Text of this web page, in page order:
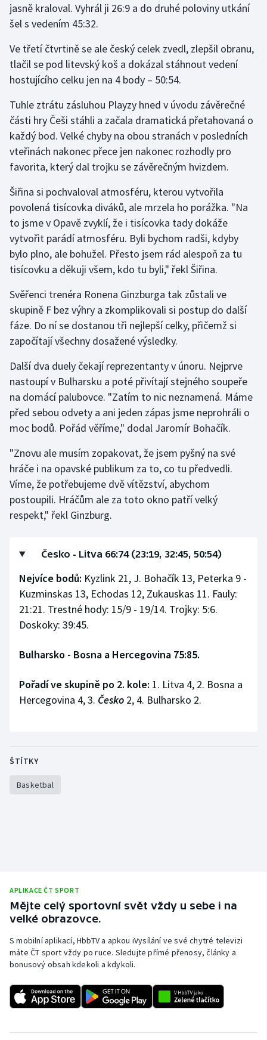
jasně kraloval. Vyhrál ji 26:9 a do druhé poloviny utkání
šel s vedením 45:32.
Ve třetí čtvrtině se ale český celek zvedl, zlepšil obranu,
tlačil se pod litevský koš a dokázal stáhnout vedení
hostujícího celku jen na 4 body – 50:54.
Tuhle ztrátu zásluhou Playzy hned v úvodu závěrečné
části hry Češi stáhli a začala dramatická přetahovaná o
každý bod. Velké chyby na obou stranách v posledních
vteřinách nakonec přece jen nakonec rozhodly pro
favorita, který dal trojku se závěrečným hvizdem.
Šiřina si pochvaloval atmosféru, kterou vytvořila
povolená tisícovka diváků, ale mrzela ho porážka. "Na
to jsme v Opavě zvyklí, že i tisícovka tady dokáže
vytvořit parádí atmosféru. Byli bychom radši, kdyby
bylo plno, ale bohužel. Přesto jsem rád alespoň za tu
tisícovku a děkuji všem, kdo tu byli," řekl Šiřina.
Svěřenci trenéra Ronena Ginzburga tak zůstali ve
skupině F bez výhry a zkomplikovali si postup do další
fáze. Do ní se dostanou tři nejlepší celky, přičemž si
započítají všechny dosažené výsledky.
Další dva duely čekají reprezentanty v únoru. Nejprve
nastoupí v Bulharsku a poté přivítají stejného soupeře
na domácí palubovce. "Zatím to nic neznamená. Máme
před sebou odvety a ani jeden zápas jsme neprohráli o
moc bodů. Pořád věříme," dodal Jaromír Bohačík.
"Znovu ale musím zopakovat, že jsem pyšný na své
hráče i na opavské publikum za to, co tu předvedli.
Víme, že potřebujeme dvě vítězství, abychom
postoupili. Hráčům ale za toto okno patří velký
respekt," řekl Ginzburg.
Česko - Litva 66:74 (23:19, 32:45, 50:54)
Nejvíce bodů: Kyzlink 21, J. Bohačík 13, Peterka 9 -
Kuzminskas 13, Echodas 12, Zukauskas 11. Fauly:
21:21. Trestné hody: 15/9 - 19/14. Trojky: 5:6.
Doskoky: 39:45.
Bulharsko - Bosna a Hercegovina 75:85.
Pořadí ve skupině po 2. kole: 1. Litva 4, 2. Bosna a
Hercegovina 4, 3. Česko 2, 4. Bulharsko 2.
ŠTÍTKY
Basketbal
APLIKACE ČT SPORT
Mějte celý sportovní svět vždy u sebe i na
velké obrazovce.
S mobilní aplikací, HbbTV a apkou iVysílání ve své chytré televizi
máte ČT sport vždy po ruce. Sledujte přímé přenosy, články a
bonusový obsah kdekoli a kdykoli.